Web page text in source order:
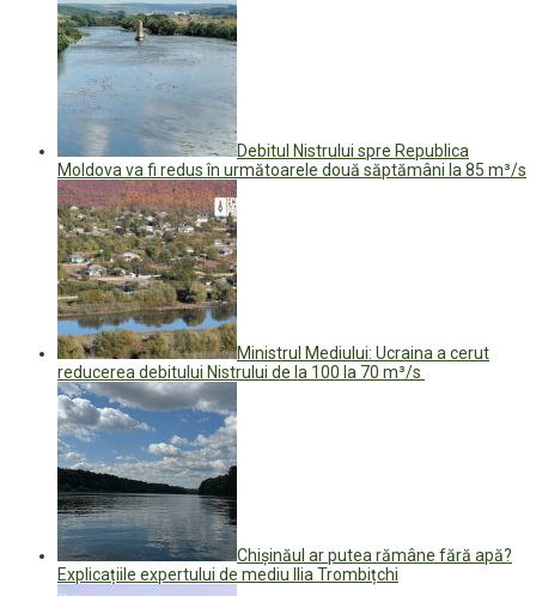
Debitul Nistrului spre Republica
Moldova va fi redus în următoarele două săptămâni la 85 m³/s
Ministrul Mediului: Ucraina a cerut
reducerea debitului Nistrului de la 100 la 70 m³/s
Chișinăul ar putea rămâne fără apă?
Explicațiile expertului de mediu Ilia Trombițchi